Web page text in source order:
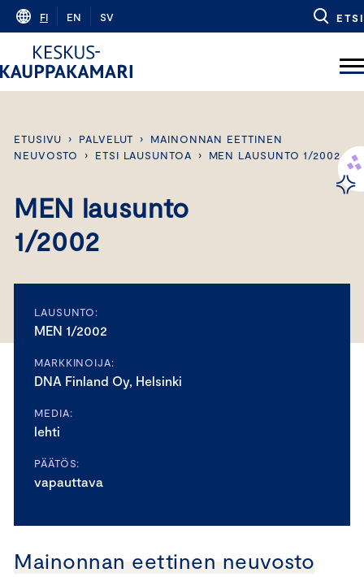
Skip
content
FI EN SV ETSI
ETUSIVU › PALVELUT ›
MAINONNAN EETTINEN
NEUVOSTO
› ETSI LAUSUNTOA › MEN LAUSUNTO 1/2002
MEN lausunto
1/2002
LAUSUNTO:
MEN 1/2002
MARKKINOIJA:
DNA Finland Oy, Helsinki
MEDIA:
lehti
PÄÄTÖS:
vapauttava
Mainonnan eettinen neuvosto